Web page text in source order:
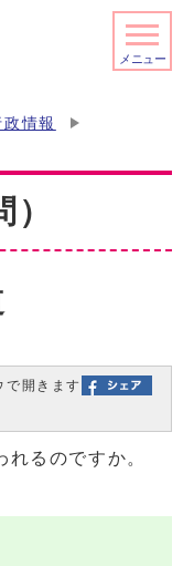
メニュー
政情報
で開きます
るのですか。